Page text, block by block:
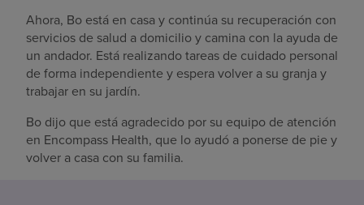
Ahora, Bo está en casa y continúa su recuperación con
servicios de salud a domicilio y camina con la ayuda de
un andador. Está realizando tareas de cuidado personal
de forma independiente y espera volver a su granja y
trabajar en su jardín.
Bo dijo que está agradecido por su equipo de atención
en Encompass Health, que lo ayudó a ponerse de pie y
volver a casa con su familia.